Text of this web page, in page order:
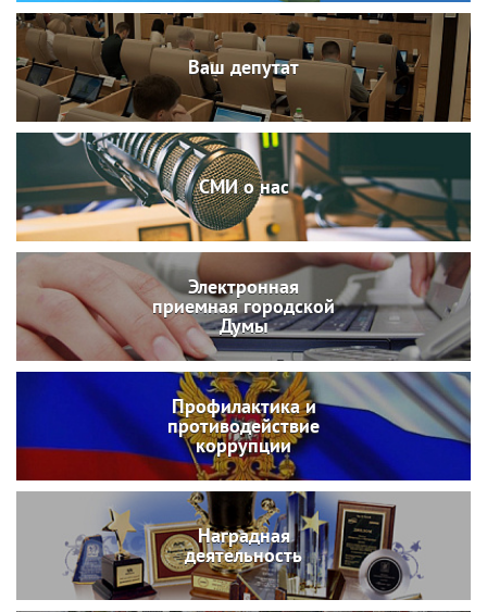
Ваш депутат
СМИ о нас
Электронная
приемная городской
Думы
Профилактика и
противодействие
коррупции
Наградная
деятельность